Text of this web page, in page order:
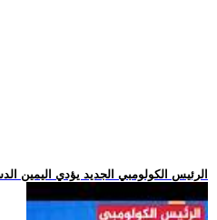
.. الرئيس الكولومبي الجديد يؤدي اليمين